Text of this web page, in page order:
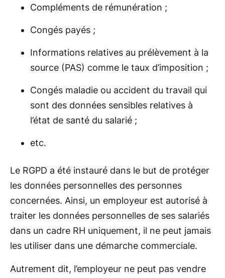
Compléments de rémunération ;
Congés payés ;
Informations relatives au prélèvement à la
source (PAS) comme le taux d’imposition ;
Congés maladie ou accident du travail qui
sont des données sensibles relatives à
l’état de santé du salarié ;
etc.
Le RGPD a été instauré dans le but de protéger
les données personnelles des personnes
concernées. Ainsi, un employeur est autorisé à
traiter les données personnelles de ses salariés
dans un cadre RH uniquement, il ne peut jamais
les utiliser dans une démarche commerciale.
Autrement dit, l’employeur ne peut pas vendre